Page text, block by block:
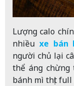
Lượng calo
nhiều xe bán
người chủ lại
thể áng chừng
bánh mì thịt full